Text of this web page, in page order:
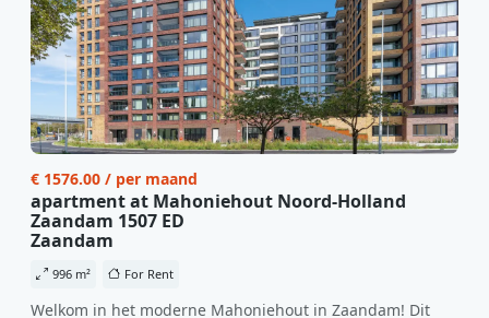
€ 1576.00 / per maand
apartment at Mahoniehout Noord-Holland
Zaandam 1507 ED
Zaandam
996 m² For Rent
Welkom in het moderne Mahoniehout in Zaandam! Dit